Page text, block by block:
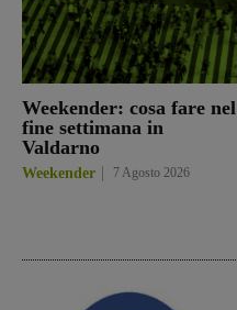
Weekender: cosa fare nel
fine settimana in
Valdarno
Weekender 7 Agosto 2026